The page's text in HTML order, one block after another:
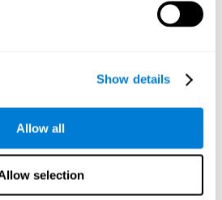
Show details
Allow all
selection